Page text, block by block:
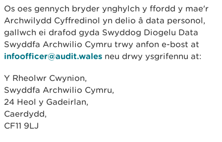
Os oes gennych bryder ynghylch y ffordd y mae'r
Archwilydd Cyffredinol yn delio â data personol,
gallwch ei drafod gyda Swyddog Diogelu Data
Swyddfa Archwilio Cymru trwy anfon e-bost at
infoofficer@audit.wales neu drwy ysgrifennu at:
Y Rheolwr Cwynion,
Swyddfa Archwilio Cymru,
24 Heol y Gadeirlan,
Caerdydd,
CF11 9LJ